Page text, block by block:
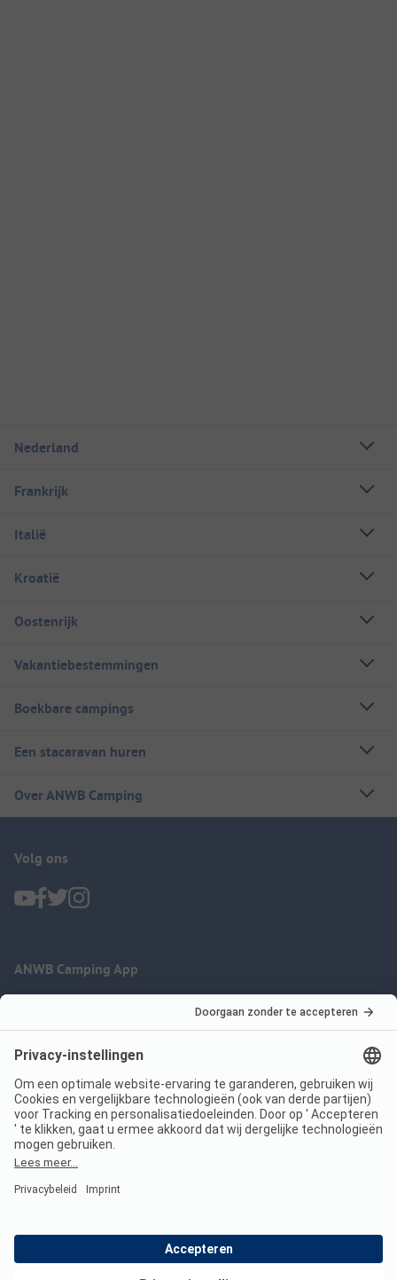
Nederland
Frankrijk
Italië
Kroatië
Oostenrijk
Vakantiebestemmingen
Boekbare campings
Een stacaravan huren
Over ANWB Camping
Volg ons
ANWB Camping App
Imprint
Jouw privacy
Voorwaarden
Wet digitale diensten